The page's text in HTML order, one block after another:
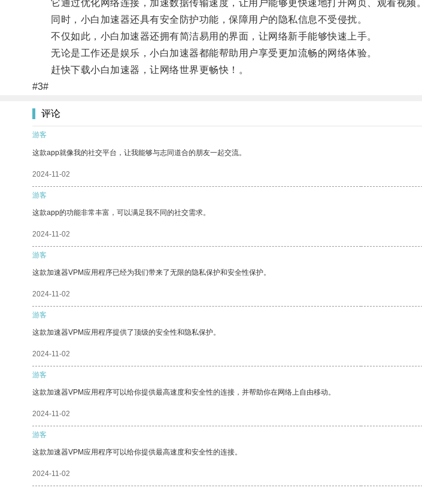
它通过优化网络连接，加速数据传输速度，让用户能够更快速地打开网页、观看视频。
同时，小白加速器还具有安全防护功能，保障用户的隐私信息不受侵扰。
不仅如此，小白加速器还拥有简洁易用的界面，让网络新手能够快速上手。
无论是工作还是娱乐，小白加速器都能帮助用户享受更加流畅的网络体验。
赶快下载小白加速器，让网络世界更畅快！。
#3#
评论
游客
这款app就像我的社交平台，让我能够与志同道合的朋友一起交流。
2024-11-02
游客
这款app的功能非常丰富，可以满足我不同的社交需求。
2024-11-02
游客
这款加速器VPM应用程序已经为我们带来了无限的隐私保护和安全性保护。
2024-11-02
游客
这款加速器VPM应用程序提供了顶级的安全性和隐私保护。
2024-11-02
游客
这款加速器VPM应用程序可以给你提供最高速度和安全性的连接，并帮助你在网络上自由移动。
2024-11-02
游客
这款加速器VPM应用程序可以给你提供最高速度和安全性的连接。
2024-11-02